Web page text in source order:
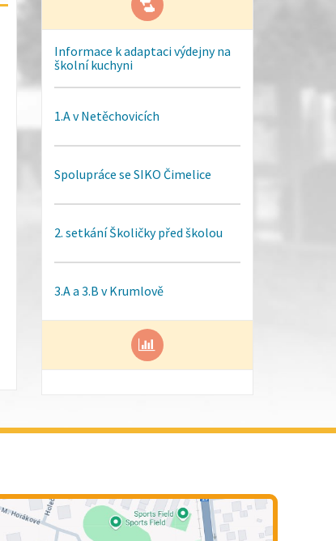
Informace k adaptaci výdejny na
školní kuchyni
1.A v Netěchovicích
Spolupráce se SIKO Čimelice
2. setkání Školičky před školou
3.A a 3.B v Krumlově